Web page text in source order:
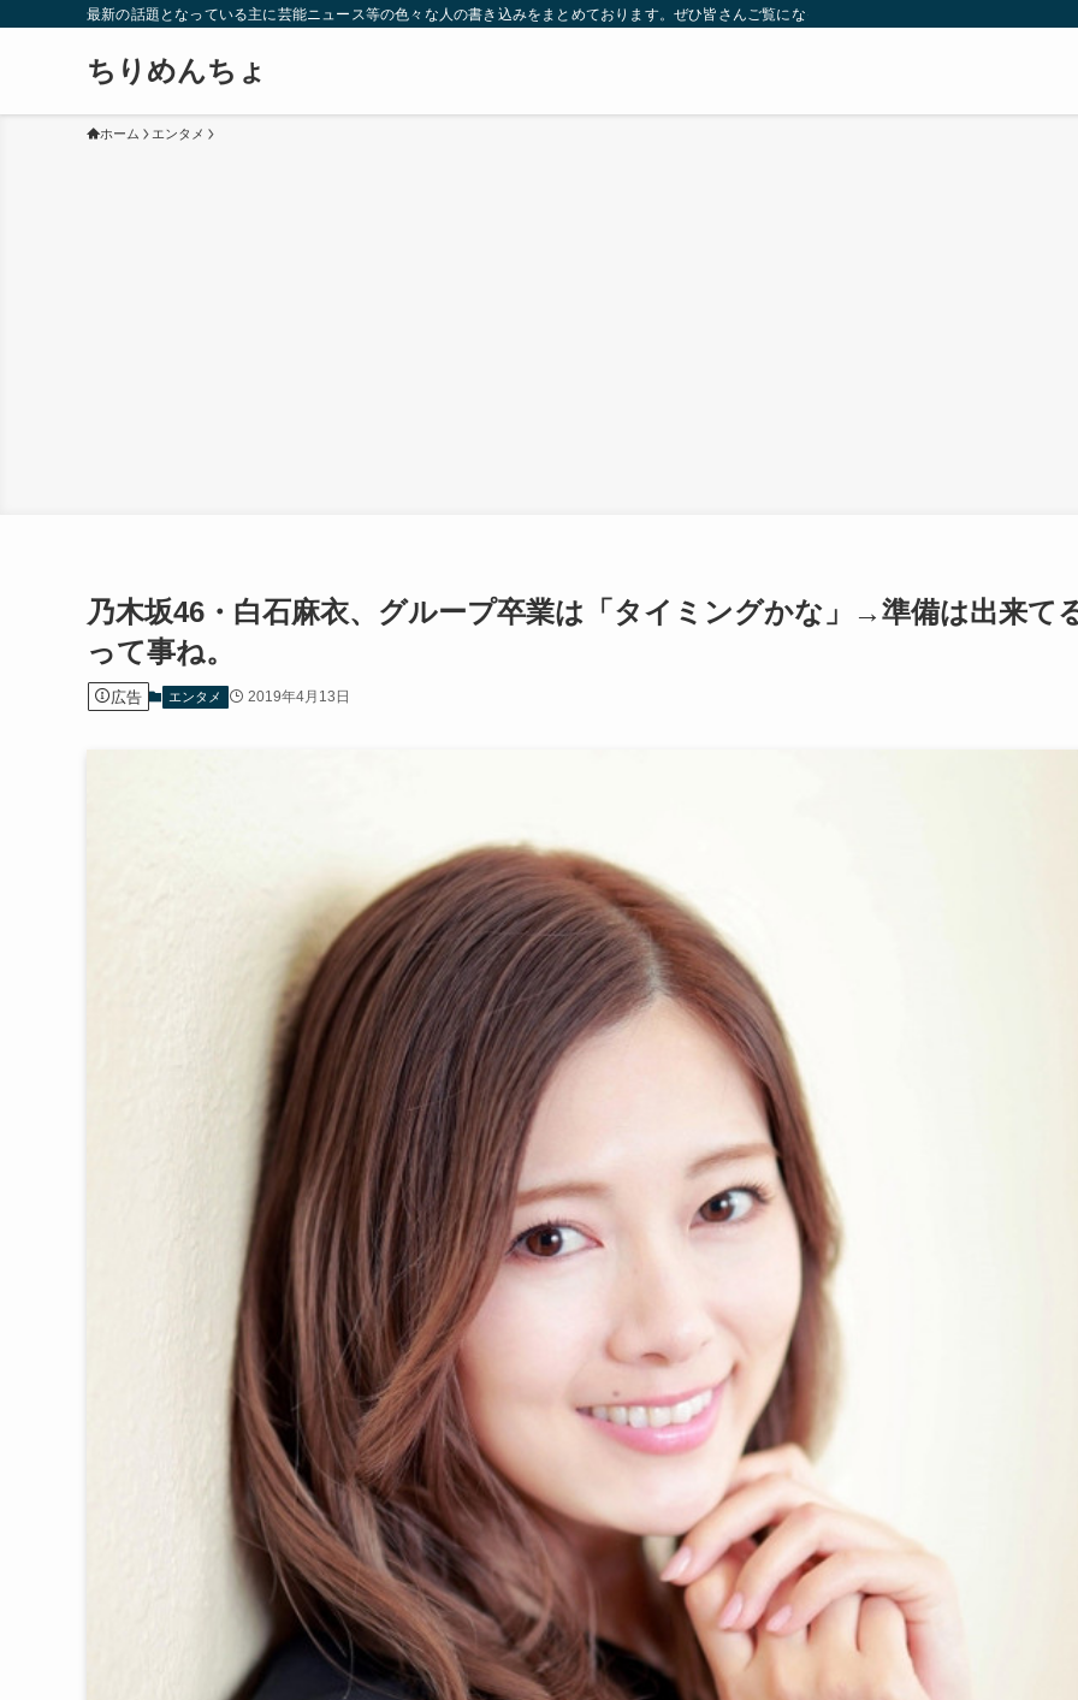
最新の話題となっている主に芸能ニュース等の色々な人の書き込みをまとめております。ぜひ皆さんご覧になっていってください。
ちりめんちょ
ホーム エンタメ
乃木坂46・白石麻衣、グループ卒業は「タイミングかな」→準備は出来て
って事ね。
広告 エンタメ 2019年4月13日